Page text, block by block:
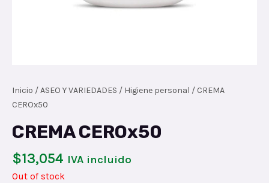
Inicio /ASEO Y VARIEDADES / Higiene personal / CREMA
CEROx50
CREMA CEROx50
$13,054 IVA incluido
Out of stock